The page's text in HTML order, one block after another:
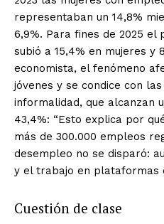
representaban un 14,8%
6,9%. Para fines de 2025 el
subió a 15,4% en mujeres y
economista, el fenómeno
jóvenes y se condice con
informalidad, que alcanzan
43,4%: “Esto explica por
más de 300.000 empleos
desempleo no se disparó:
y el trabajo en plataformas
Cuestión de clase